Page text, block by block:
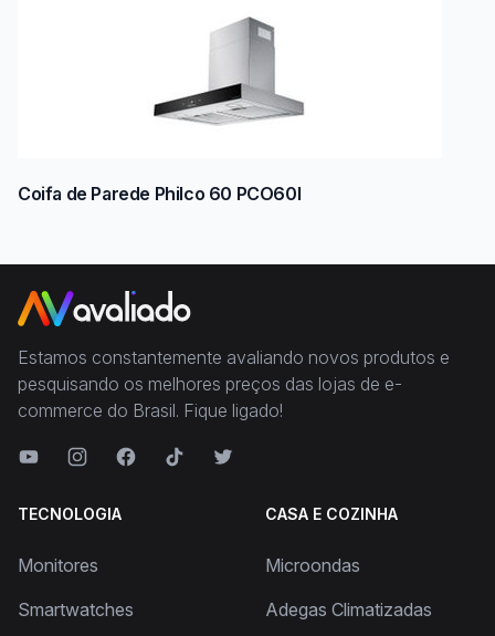
Coifa de Parede Philco 60 PCO60I
Estamos constantemente avaliando novos produtos e
pesquisando os melhores preços das lojas de e-
commerce do Brasil. Fique ligado!
TECNOLOGIA
Monitores
Smartwatches
CASA E COZINHA
Microondas
Adegas Climatizadas